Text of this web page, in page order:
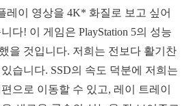
레이 영상을 4K* 화질로 보고 싶어
다! 이 게임은 PlayStation 5의 성능
을 것입니다. 저희는 전보다 활기찬
습니다. SSD의 속도 덕분에 저희는
으로 이동할 수 있고, 레이 트레이